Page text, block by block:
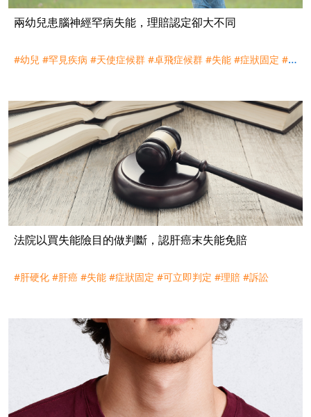
兩幼兒患腦神經罕病失能，理賠認定卻大不同
#幼兒 #罕見疾病 #天使症候群 #卓飛症候群 #失能 #症狀固定 #
法院以買失能險目的做判斷，認肝癌末失能免賠
#肝硬化 #肝癌 #失能 #症狀固定 #可立即判定 #理賠 #訴訟